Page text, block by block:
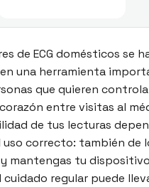
de ECG domésticos se
una herramienta
que quieren
entre visitas al
de tus lecturas
uso correcto: también de
mantengas tu
cuidado regular puede